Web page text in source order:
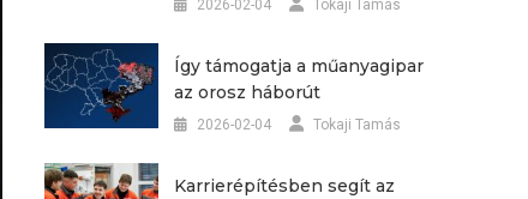
2026-02-04 Tokaji Tamás
Így támogatja a műanyagipar
az orosz háborút
2026-02-04 Tokaji Tamás
Karrierépítésben segít az